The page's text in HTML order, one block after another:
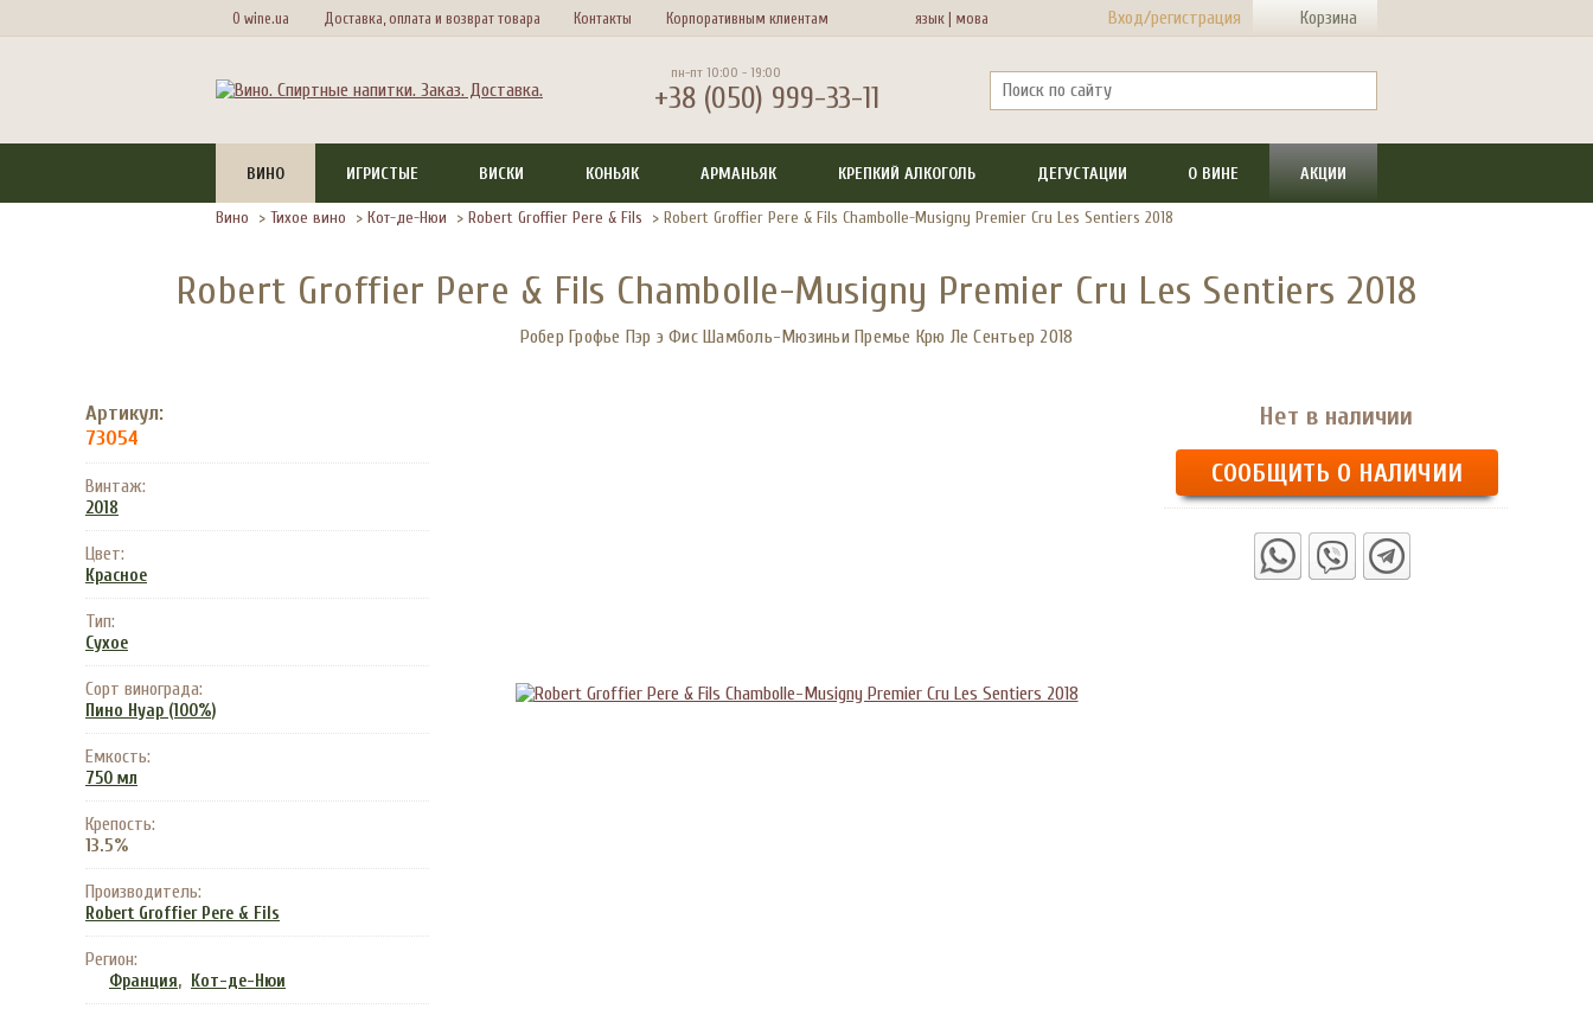
О wine.ua Доставка, оплата и возврат товара Контакты Корпоративным клиентам язык |мова Вход/регистрация Корзина
пн-пт 10:00 - 19:00
+38 (050) 999-33-11
ВИНО ИГРИСТЫЕ ВИСКИ КОНЬЯК АРМАНЬЯК КРЕПКИЙ АЛКОГОЛЬ ДЕГУСТАЦИИ О ВИНЕ АКЦИИ
Вино > Тихое вино > Кот-де-Нюи > Robert Groffier Pere & Fils > Robert Groffier Pere & Fils Chambolle-Musigny Premier Cru Les Sentiers 2018
Robert Groffier Pere & Fils Chambolle-Musigny Premier Cru Les Sentiers 2018
Робер Грофье Пэр э Фис Шамболь-Мюзиньи Премье Крю Ле Сентьер 2018
Нет в наличии
СООБЩИТЬ О НАЛИЧИИ
Артикул:
73054
Винтаж:
2018
Цвет:
Красное
Тип:
Сухое
Сорт винограда:
Пино Нуар (100%)
Емкость:
750 мл
Крепость:
13.5%
Производитель:
Robert Groffier Pere & Fils
Регион:
Франция, Кот-де-Нюи